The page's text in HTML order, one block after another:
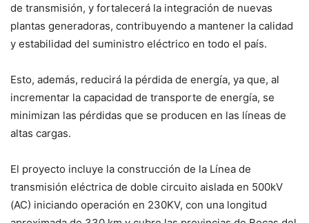
de transmisión, y fortalecerá la integración de nuevas
plantas generadoras, contribuyendo a mantener la calidad
y estabilidad del suministro eléctrico en todo el país.
Esto, además, reducirá la pérdida de energía, ya que, al
incrementar la capacidad de transporte de energía, se
minimizan las pérdidas que se producen en las líneas de
altas cargas.
El proyecto incluye la construcción de la Línea de
transmisión eléctrica de doble circuito aislada en 500kV
(AC) iniciando operación en 230KV, con una longitud